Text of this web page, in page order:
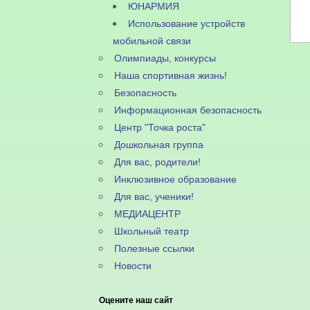
ЮНАРМИЯ
Использование устройств
мобильной связи
Олимпиады, конкурсы
Наша спортивная жизнь!
Безопасность
Информационная безопасность
Центр "Точка роста"
Дошкольная группа
Для вас, родители!
Инклюзивное образование
Для вас, ученики!
МЕДИАЦЕНТР
Школьный театр
Полезные ссылки
Новости
Оцените наш сайт